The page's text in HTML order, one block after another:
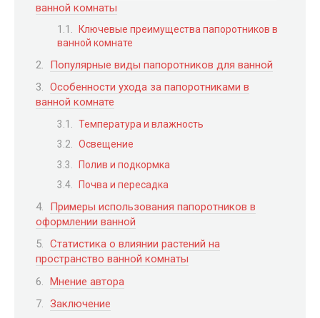
ванной комнаты
Ключевые преимущества папоротников в
ванной комнате
Популярные виды папоротников для ванной
Особенности ухода за папоротниками в
ванной комнате
Температура и влажность
Освещение
Полив и подкормка
Почва и пересадка
Примеры использования папоротников в
оформлении ванной
Статистика о влиянии растений на
пространство ванной комнаты
Мнение автора
Заключение